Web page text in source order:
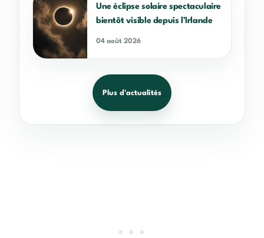
Une éclipse solaire spectaculaire
bientôt visible depuis l’Irlande
04 août 2026
Plus d'actualités